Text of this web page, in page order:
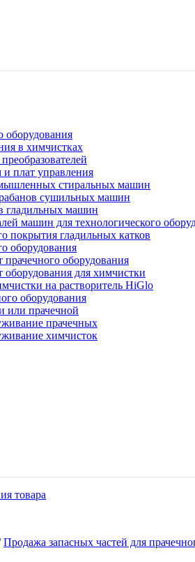
оборудования
в химчистках
плат управления
стиральных машин
сушильных машин
гладильных машин
машин для технологического
покрытия гладильных катков
оборудования
прачечного оборудования
оборудования для химчистки
на растворитель HiGlo
оборудования
или прачечной
прачечных
химчисток
Продажа запасных частей для